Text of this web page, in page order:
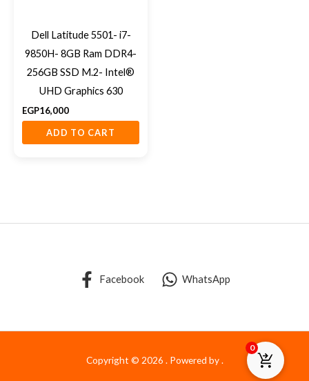
Dell Latitude 5501- i7-
9850H- 8GB Ram DDR4-
256GB SSD M.2- Intel®
UHD Graphics 630
EGP16,000
ADD TO CART
Facebook WhatsApp
Copyright © 2026 . Powered by .
0